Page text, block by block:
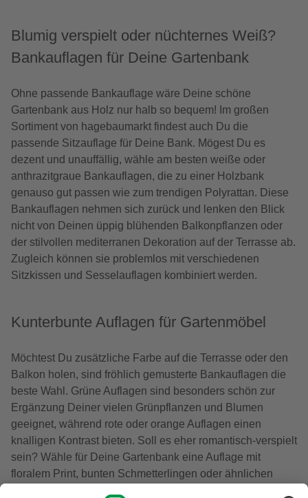
Blumig verspielt oder nüchternes Weiß?
Bankauflagen für Deine Gartenbank
Ohne passende Bankauflage wäre Deine schöne
Gartenbank aus Holz nur halb so bequem! Im großen
Sortiment von hagebaumarkt findest auch Du die
passende Sitzauflage für Deine Bank. Mögest Du es
dezent und unauffällig, wähle am besten weiße oder
anthrazitgraue Bankauflagen, die zu einer Holzbank
genauso gut passen wie zum trendigen Polyrattan. Diese
Bankauflagen nehmen sich zurück und lenken den Blick
nicht von Deinen üppig blühenden Balkonpflanzen oder
der stilvollen mediterranen Dekoration auf der Terrasse ab.
Zugleich können sie problemlos mit verschiedenen
Sitzkissen und Sesselauflagen kombiniert werden.
Kunterbunte Auflagen für Gartenmöbel
Möchtest Du zusätzliche Farbe auf die Terrasse oder den
Balkon holen, sind fröhlich gemusterte Bankauflagen die
beste Wahl. Grüne Auflagen sind besonders schön zur
Ergänzung Deiner vielen Grünpflanzen und Blumen
geeignet, während rote oder orange Auflagen einen
knalligen Kontrast bieten. Soll es eher romantisch-verspielt
sein? Wähle für Deine Gartenbank eine Auflage mit
floralem Print, bunten Schmetterlingen oder ähnlichen